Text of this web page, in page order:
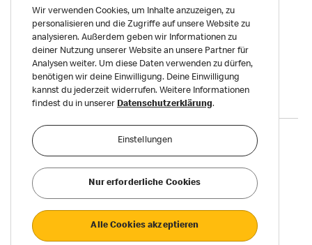
Datenschutz
Du hast Fragen? Nutze bitte unserenChatbot
Wir verwenden Cookies, um Inhalte anzuzeigen, zu
personalisieren und die Zugriffe auf unsere Website zu
analysieren. Außerdem geben wir Informationen zu
deiner Nutzung unserer Website an unsere Partner für
Analysen weiter. Um diese Daten verwenden zu dürfen,
benötigen wir deine Einwilligung. Deine Einwilligung
kannst du jederzeit widerrufen. Weitere Informationen
findest du in unserer Datenschutzerklärung.
Einstellungen
Nur erforderliche Cookies
Alle Cookies akzeptieren